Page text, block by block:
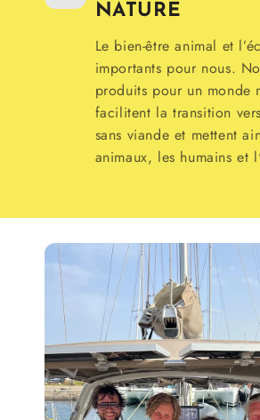
NATURE
Le bien-être animal et
importants pour nous.
produits pour un monde
facilitent la transition
sans viande et mettent
animaux, les humains et